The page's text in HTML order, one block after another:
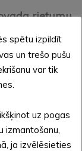
rietumu
pilsētu un
Annas,
kā arī
spētu izpildīt
un trešo pušu
var tik
uz pogas
izmantošanu,
ja izvēlēsieties